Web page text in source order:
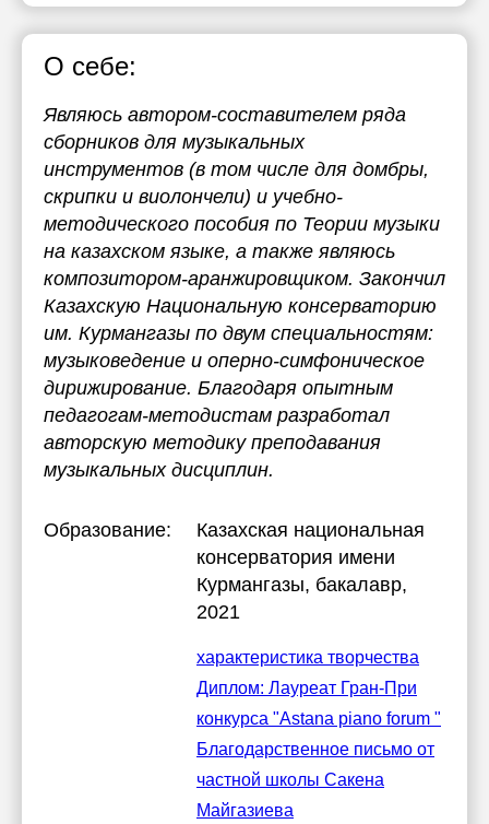
О себе:
Являюсь автором-составителем ряда
сборников для музыкальных
инструментов (в том числе для домбры,
скрипки и виолончели) и учебно-
методического пособия по Теории музыки
на казахском языке, а также являюсь
композитором-аранжировщиком. Закончил
Казахскую Национальную консерваторию
им. Курмангазы по двум специальностям:
музыковедение и оперно-симфоническое
дирижирование. Благодаря опытным
педагогам-методистам разработал
авторскую методику преподавания
музыкальных дисциплин.
Образование:
Казахская национальная
консерватория имени
Курмангазы, бакалавр,
2021
характеристика творчества
Диплом: Лауреат Гран-При
конкурса "Astana piano forum "
Благодарственное письмо от
частной школы Сакена
Майгазиева